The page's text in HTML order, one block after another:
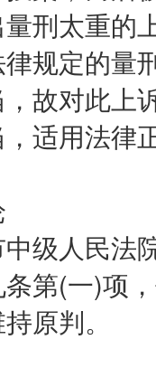
量刑太重
规定的量
故对此上
适用法律
人民法
第(一)项
原判。